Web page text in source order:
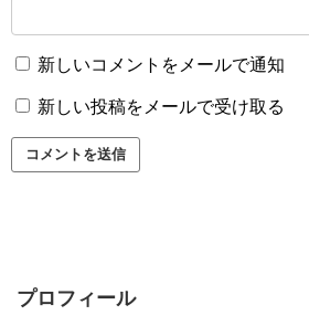
新しいコメントをメールで通知
新しい投稿をメールで受け取る
プロフィール